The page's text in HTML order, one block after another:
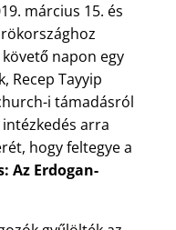
március 15. és
napon egy
Recep Tayyip
i támadásról
arra
hogy feltegye a
Az Erdogan-